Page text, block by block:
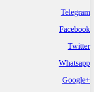
Telegram
Facebook
Twitter
Whatsapp
+Google